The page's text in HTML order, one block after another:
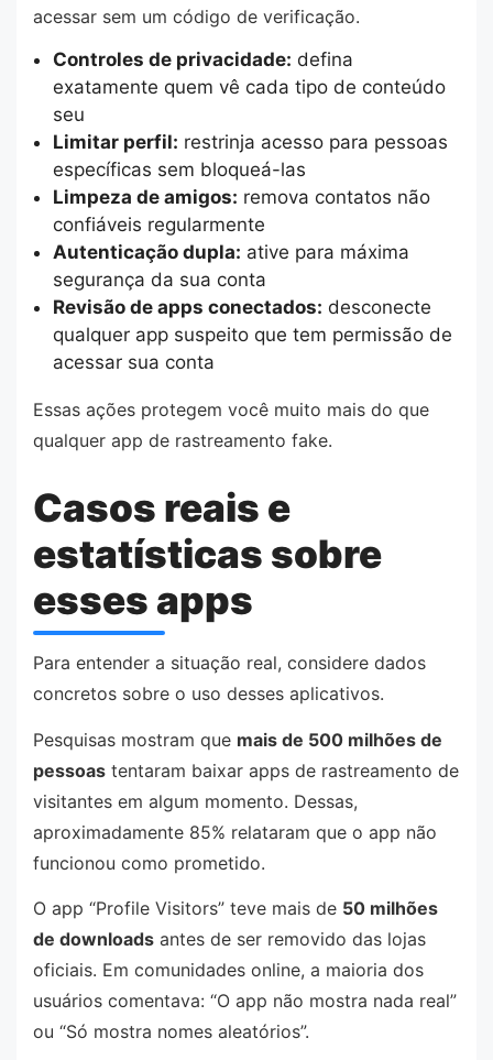
acessar sem um código de verificação.
Controles de privacidade: defina
exatamente quem vê cada tipo de conteúdo
seu
Limitar perfil: restrinja acesso para pessoas
específicas sem bloqueá-las
Limpeza de amigos: remova contatos não
confiáveis regularmente
Autenticação dupla: ative para máxima
segurança da sua conta
Revisão de apps conectados: desconecte
qualquer app suspeito que tem permissão de
acessar sua conta
Essas ações protegem você muito mais do que
qualquer app de rastreamento fake.
Casos reais e
estatísticas sobre
esses apps
Para entender a situação real, considere dados
concretos sobre o uso desses aplicativos.
Pesquisas mostram que mais de 500 milhões de
pessoas tentaram baixar apps de rastreamento de
visitantes em algum momento. Dessas,
aproximadamente 85% relataram que o app não
funcionou como prometido.
O app “Profile Visitors” teve mais de 50 milhões
de downloads antes de ser removido das lojas
oficiais. Em comunidades online, a maioria dos
usuários comentava: “O app não mostra nada real”
ou “Só mostra nomes aleatórios”.